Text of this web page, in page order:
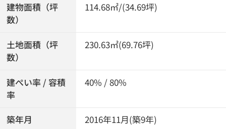
建物面積（坪
数）
114.68㎡/(34.69坪)
土地面積（坪
数）
230.63㎡(69.76坪)
建ぺい率 / 容積
率
40% / 80%
築年月 2016年11月(築9年)